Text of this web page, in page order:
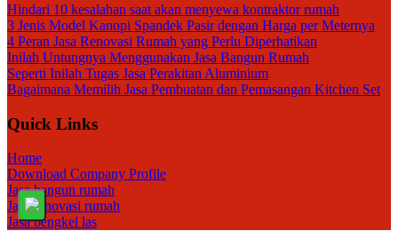
Hindari 10 kesalahan saat akan menyewa kontraktor rumah
3 Jenis Model Kanopi Spandek Pasir dengan Harga per Meternya
4 Peran Jasa Renovasi Rumah yang Perlu Diperhatikan
Inilah Untungnya Menggunakan Jasa Bangun Rumah
Seperti Inilah Tugas Jasa Perakitan Aluminium
Bagaimana Memilih Jasa Pembuatan dan Pemasangan Kitchen Set
Quick Links
Home
Download Company Profile
Jasa bangun rumah
Jasa renovasi rumah
Jasa bengkel las